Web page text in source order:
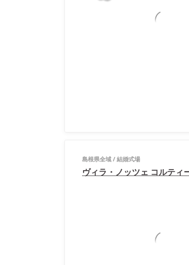
島根県全域/結婚式場
ヴィラ・ノッツェ コルティ